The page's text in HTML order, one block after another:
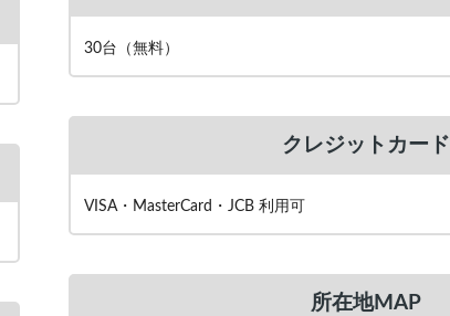
30台（無料）
クレジットカード
VISA・MasterCard・JCB 利用可
所在地MAP